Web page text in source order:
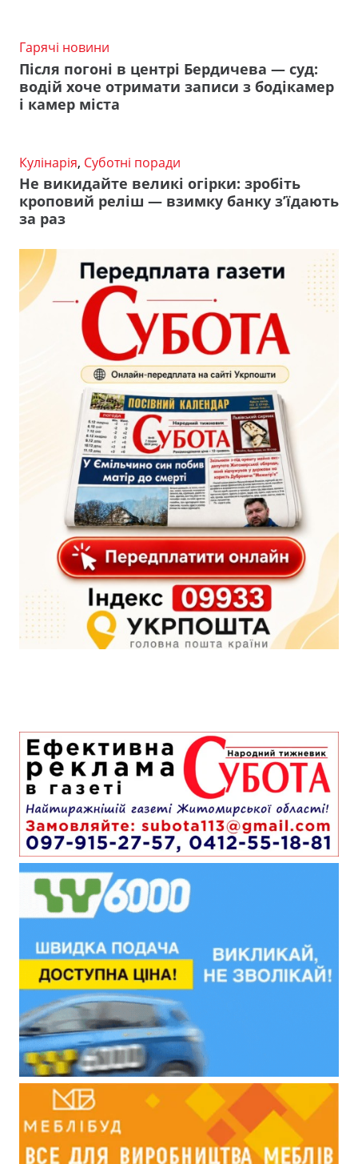
Гарячі новини
Після погоні в центрі Бердичева — суд:
водій хоче отримати записи з бодікамер
і камер міста
Кулінарія, Суботні поради
Не викидайте великі огірки: зробіть
кроповий реліш — взимку банку з’їдають
за раз